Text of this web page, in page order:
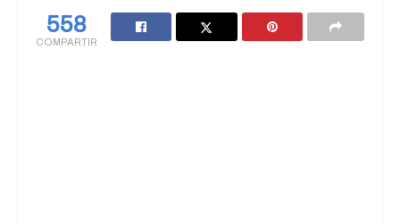
558
COMPARTIR